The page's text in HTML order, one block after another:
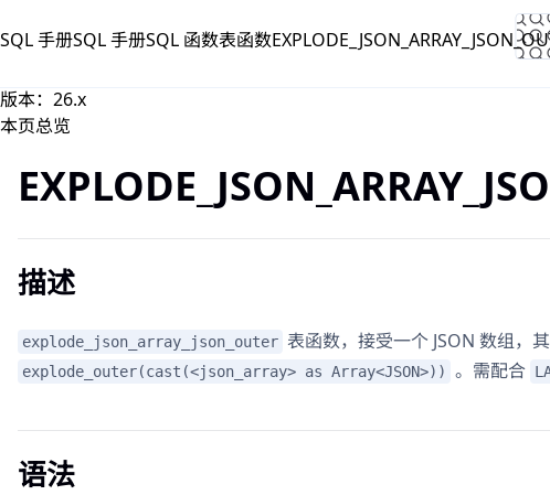
SQL 手册SQL 手册SQL 函数表函数
版本：26.x
本页总览
描述
explode_json_array_json_outer 表函数，接受一个 JSON 数组，
explode_outer(cast(<json_array> as Array<JSON>)) 。需配合
语法